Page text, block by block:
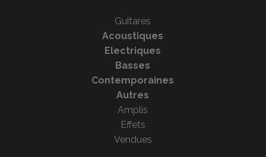
Guitares
Acoustiques
Electriques
Basses
Contemporaines
Autres
Amplis
Effets
Vendues